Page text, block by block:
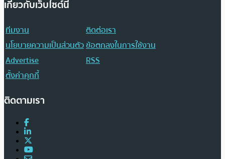
เกี่ยวกับเว็บไซต์นี้
ทีมงาน
ติดต่อเรา
นโยบายความเป็นส่วนตัวข้อตกลงในการใช้งาน
Advertise
RSS
ตั้งค่าคุกกี้
ติดตามเรา